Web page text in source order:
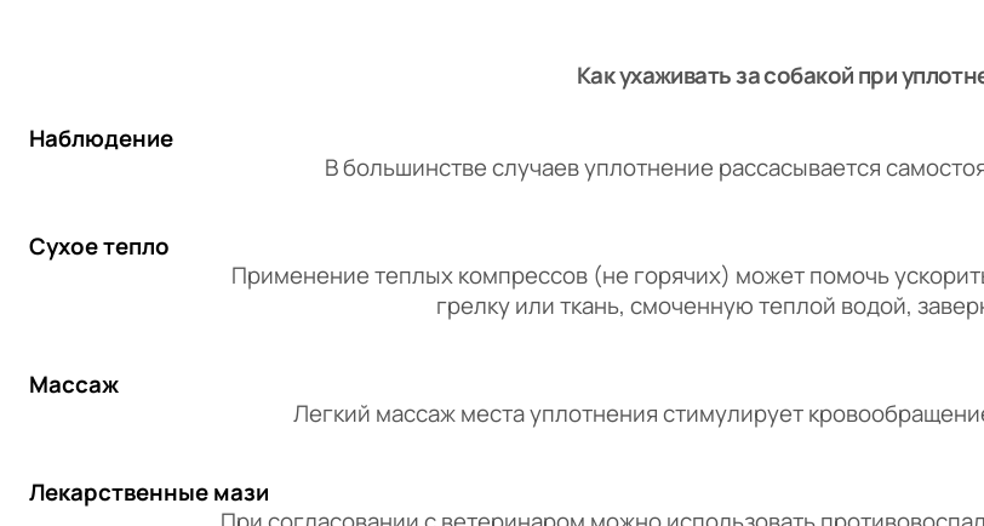
Как ухаживать за собакой при
Наблюдение
В большинстве случаев уплотнение рассасывается
Сухое тепло
Применение теплых компрессов (не горячих) может помочь
грелку или ткань, смоченную теплой водой,
Массаж
Легкий массаж места уплотнения стимулирует
Лекарственные мази